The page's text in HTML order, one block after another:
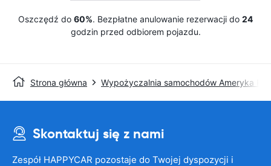
Oszczędź do 60%. Bezpłatne anulowanie rezerwacji do 24
godzin przed odbiorem pojazdu.
Strona główna Wypożyczalnia samochodów Ameryka
Skontaktuj się z nami
Zespół HAPPYCAR pozostaje do Twojej dyspozycji i